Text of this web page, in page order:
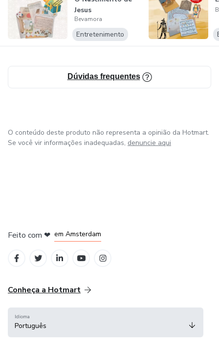
Jesus
Bevamora
Entretenimento
Dúvidas frequentes
O conteúdo deste produto não representa a opinião da Hotmart.
Se você vir informações inadequadas, denuncie aqui
Feito com ❤ em Amsterdam
Conheça a Hotmart
Idioma
Português